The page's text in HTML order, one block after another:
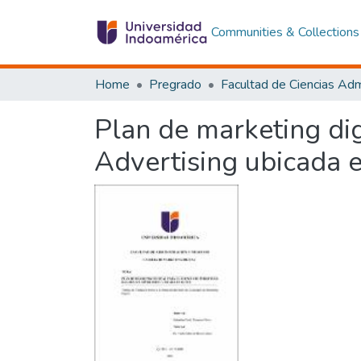
Communities & Collections
Home Pregrado
Plan de marketing
Advertising ubicada